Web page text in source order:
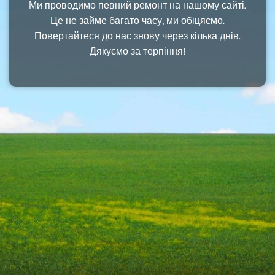
Ми проводимо певний ремонт на нашому сайті.
Це не займе багато часу, ми обіцяємо.
Повертайтеся до нас знову через кілька днів.
Дякуємо за терпіння!